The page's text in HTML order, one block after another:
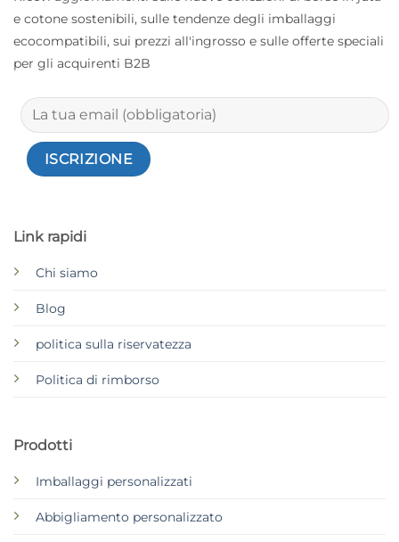
Link rapidi
Chi siamo
Blog
politica sulla riservatezza
Politica di rimborso
Prodotti
Imballaggi personalizzati
Abbigliamento personalizzato
e cotone sostenibili, sulle tendenze degli imballaggi
ecocompatibili, sui prezzi all'ingrosso e sulle offerte speciali
per gli acquirenti B2B